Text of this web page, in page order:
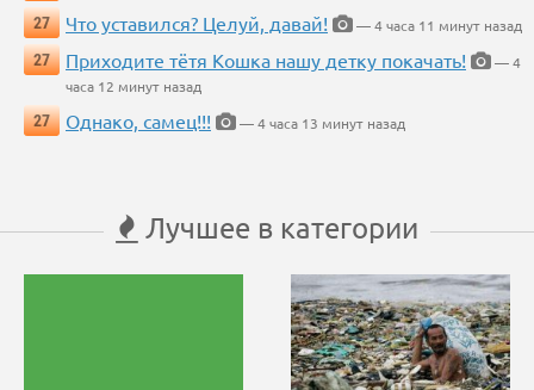
27
Что уставился? Целуй, давай!
— 4 часа 11 минут назад
27
Приходите тётя Кошка нашу детку покачать!
— 4
часа 12 минут назад
27
Однако, самец!!! — 4 часа 13 минут назад
Лучшее в категории